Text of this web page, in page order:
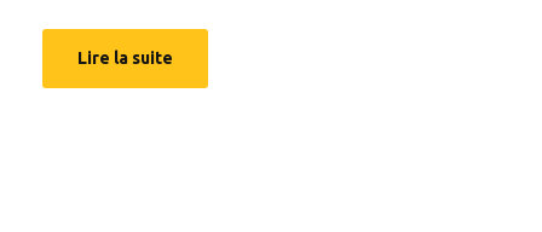
Lire la suite